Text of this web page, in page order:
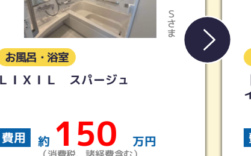
Kさま
お風呂・浴室
【リクシル】リノビオV 1216サ
費用 約 94 万円